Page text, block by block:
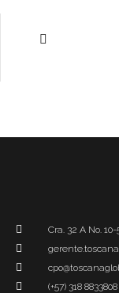
Cra. 32 A No.
(+57) 318 8833808